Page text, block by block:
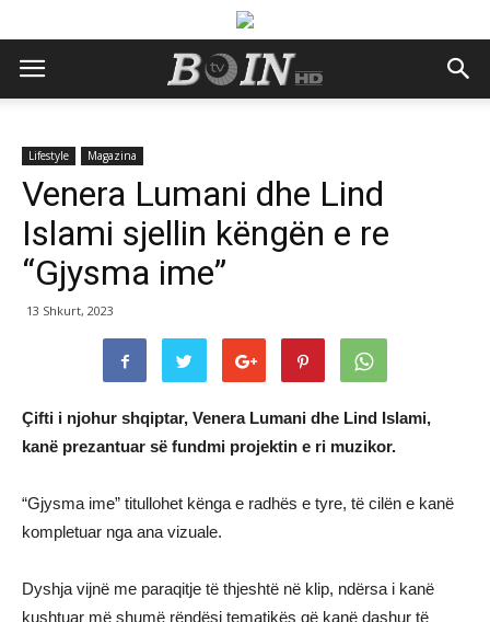
Lifestyle Magazina
Venera Lumani dhe Lind
Islami sjellin këngën e re
“Gjysma ime”
13 Shkurt, 2023
Çifti i njohur shqiptar, Venera Lumani dhe Lind Islami,
kanë prezantuar së fundmi projektin e ri muzikor.
“Gjysma ime” titullohet kënga e radhës e tyre, të cilën e kanë
kompletuar nga ana vizuale.
Dyshja vijnë me paraqitje të thjeshtë në klip, ndërsa i kanë
kushtuar më shumë rëndësi tematikës që kanë dashur të